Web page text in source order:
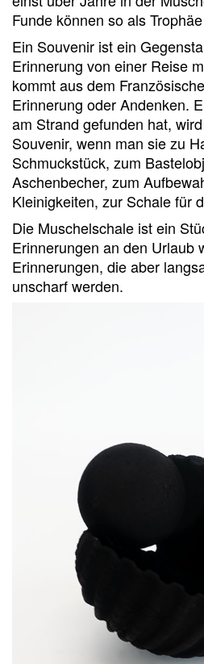
Funde können so als
Ein Souvenir ist ein
Erinnerung von einer Reise
kommt aus dem
Erinnerung oder Andenken.
am Strand gefunden hat,
Souvenir, wenn man sie zu
Schmuckstück, zum
Aschenbecher, zum
Kleinigkeiten, zur Schale für
Die Muschelschale ist ein
Erinnerungen an den Urlaub
Erinnerungen, die aber
unscharf werden.